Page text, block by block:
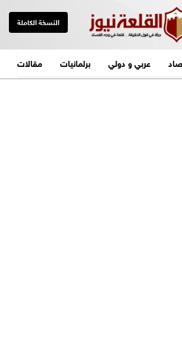
النسخة الكاملة
عربي و دولي برلمانيات مقالات